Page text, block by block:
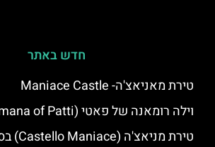
חדש באתר
טירת מאניאצ'ה- Maniace Castle
וילה רומאנה של פאטי (Villa Romana of Patti)
טירת מניאצ'ה (Castello Maniace) בסירקוזה